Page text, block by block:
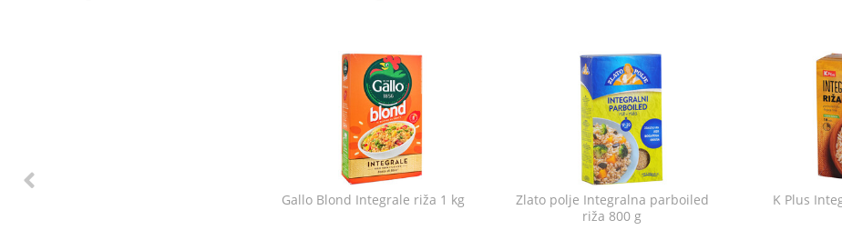
Gallo Blond Integrale riža 1 kg
Zlato polje Integralna parboiled
riža 800 g
K Plus